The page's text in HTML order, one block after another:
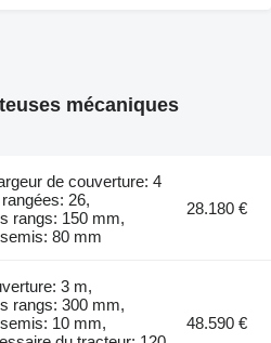
mécaniques
de couverture: 4
26,
rangs: 150 mm,
80 mm
28.180 €
3 m,
rangs: 300 mm,
10 mm,
48.590 €